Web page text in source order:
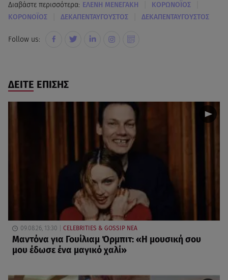
Διαβάστε περισσότερα: ΕΛΕΝΗ ΜΕΝΕΓΑΚΗ ΚΟΡΩΝΟΪΟΣ
ΚΟΡΟΝΟΪΟΣ ΔΕΚΑΠΕΝΤΑΥΓΟΥΣΤΟΣ ΔΕΚΑΠΕΝΤΑΥΓΟΥΣΤΟΣ
Follow us:
ΔΕΙΤΕ ΕΠΙΣΗΣ
09.08.26, 13:30 CELEBRITIES & GOSSIP ΝΕΑ
Μαντόνα για Γουίλιαμ Όρμπιτ: «Η μουσική σου
μου έδωσε ένα μαγικό χαλί»